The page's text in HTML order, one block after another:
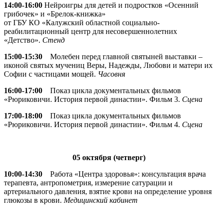
14:00-16:00 Нейроигры для детей и подростков «Осенний
грибочек» и «Брелок-книжка»
от ГБУ КО «Калужский областной социально-
реабилитационный центр для несовершеннолетних
«Детство». Стенд
15:00-15:30 Молебен перед главной святыней выставки –
иконой святых мучениц Веры, Надежды, Любови и матери их
Софии с частицами мощей. Часовня
16:00-17:00 Показ цикла документальных фильмов
«Рюриковичи. История первой династии». Фильм 3. Сцена
17:00-18:00 Показ цикла документальных фильмов
«Рюриковичи. История первой династии». Фильм 4. Сцена
05 октября (четверг)
10:00-14:30 Работа «Центра здоровья»: консультация врача
терапевта, антропометрия, измерение сатурации и
артериального давления, взятие крови на определение уровня
глюкозы в крови. Медицинский кабинет